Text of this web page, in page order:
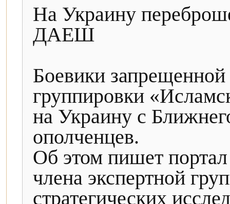
На Украину
ДАЕШ
Боевики запрещенной
группировки
на Украину с
ополченцев.
Об этом пишет портал
члена экспертной
стратегических